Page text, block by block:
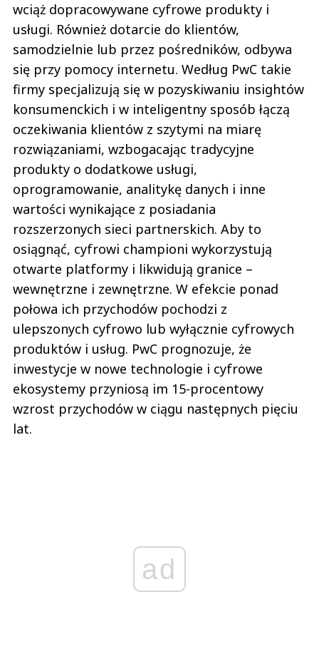
wciąż dopracowywane cyfrowe produkty i
usługi. Również dotarcie do klientów,
samodzielnie lub przez pośredników, odbywa
się przy pomocy internetu. Według PwC takie
firmy specjalizują się w pozyskiwaniu insightów
konsumenckich i w inteligentny sposób łączą
oczekiwania klientów z szytymi na miarę
rozwiązaniami, wzbogacając tradycyjne
produkty o dodatkowe usługi,
oprogramowanie, analitykę danych i inne
wartości wynikające z posiadania
rozszerzonych sieci partnerskich. Aby to
osiągnąć, cyfrowi championi wykorzystują
otwarte platformy i likwidują granice –
wewnętrzne i zewnętrzne. W efekcie ponad
połowa ich przychodów pochodzi z
ulepszonych cyfrowo lub wyłącznie cyfrowych
produktów i usług. PwC prognozuje, że
inwestycje w nowe technologie i cyfrowe
ekosystemy przyniosą im 15-procentowy
wzrost przychodów w ciągu następnych pięciu
lat.
ad